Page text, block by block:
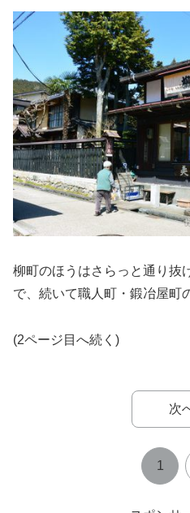
柳町のほうはさらっと通り抜
で、続いて職人町・鍛冶屋町
(2ページ目へ続く)
次
1